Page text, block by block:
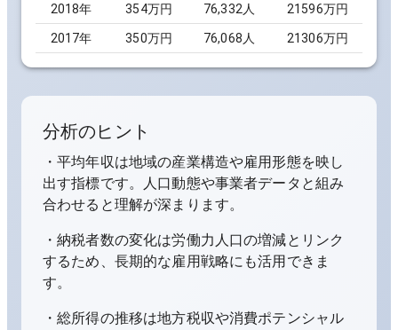
2018年 354万円 76,332 人 21596万円
2017年 350万円 76,068 人 21306万円
分析のヒント
・平均年収は地域の産業構造や雇用形態を映し
出す指標です。人口動態や事業者データと組み
合わせると理解が深まります。
・納税者数の変化は労働力人口の増減とリンク
するため、長期的な雇用戦略にも活用できま
す。
・総所得の推移は地方税収や消費ポテンシャル